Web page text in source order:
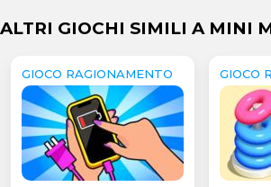
ALTRI GIOCHI SIMILI A MINI
GIOCO RAGIONAMENTO GIOCO